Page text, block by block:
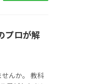
プロが解
んか。 教科